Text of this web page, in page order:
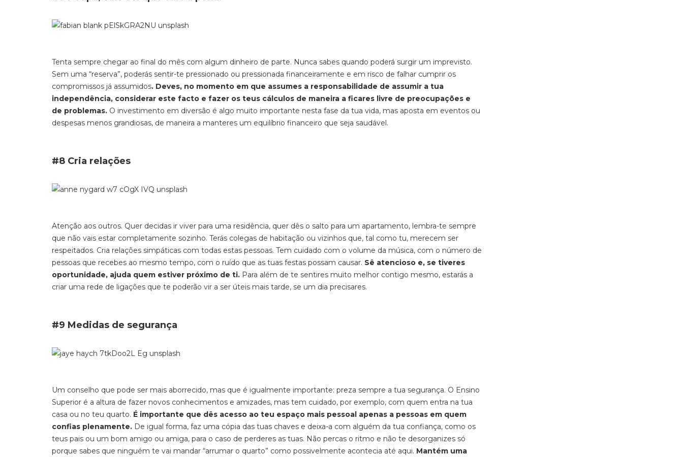
Tenta sempre chegar ao final do mês com algum dinheiro de parte. Nunca sabes quando poderá surgir um imprevisto.
Sem uma “reserva”, poderás sentir-te pressionado ou pressionada financeiramente e em risco de falhar cumprir os
compromissos já assumidos. Deves, no momento em que assumes a responsabilidade de assumir a tua
independência, considerar este facto e fazer os teus cálculos de maneira a ficares livre de preocupações e
de problemas. O investimento em diversão é algo muito importante nesta fase da tua vida, mas aposta em eventos ou
despesas menos grandiosas, de maneira a manteres um equilíbrio financeiro que seja saudável.
#8 Cria relações
Atenção aos outros. Quer decidas ir viver para uma residência, quer dês o salto para um apartamento, lembra-te sempre
que não vais estar completamente sozinho. Terás colegas de habitação ou vizinhos que, tal como tu, merecem ser
respeitados. Cria relações simpáticas com todas estas pessoas. Tem cuidado com o volume da música, com o número de
pessoas que recebes ao mesmo tempo, com o ruído que as tuas festas possam causar. Sê atencioso e, se tiveres
oportunidade, ajuda quem estiver próximo de ti. Para além de te sentires muito melhor contigo mesmo, estarás a
criar uma rede de ligações que te poderão vir a ser úteis mais tarde, se um dia precisares.
#9 Medidas de segurança
Um conselho que pode ser mais aborrecido, mas que é igualmente importante: preza sempre a tua segurança. O Ensino
Superior é a altura de fazer novos conhecimentos e amizades, mas tem cuidado, por exemplo, com quem entra na tua
casa ou no teu quarto. É importante que dês acesso ao teu espaço mais pessoal apenas a pessoas em quem
confias plenamente. De igual forma, faz uma cópia das tuas chaves e deixa-a com alguém da tua confiança, como os
teus pais ou um bom amigo ou amiga, para o caso de perderes as tuas. Não percas o ritmo e não te desorganizes só
porque sabes que ninguém te vai mandar “arrumar o quarto” como possivelmente acontecia até aqui. Mantém uma